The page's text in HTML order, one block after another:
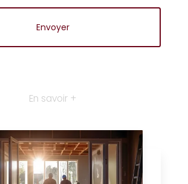
En savoir +